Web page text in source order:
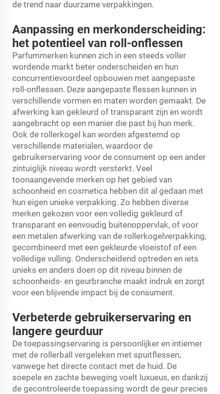
de trend naar duurzame verpakkingen.
Aanpassing en merkonderscheiding:
het potentieel van roll-onflessen
Parfummerken kunnen zich in een steeds voller
wordende markt beter onderscheiden en hun
concurrentievoordeel opbouwen met aangepaste
roll-onflessen. Deze aangepaste flessen kunnen in
verschillende vormen en maten worden gemaakt. De
afwerking kan gekleurd of transparant zijn en wordt
aangebracht op een manier die past bij hun merk.
Ook de rollerkogel kan worden afgestemd op
verschillende materialen, waardoor de
gebruikerservaring voor de consument op een ander
zintuiglijk niveau wordt versterkt. Veel
toonaangevende merken op het gebied van
schoonheid en cosmetica hebben dit al gedaan met
hun eigen unieke verpakking. Zo hebben diverse
merken gekozen voor een volledig gekleurd of
transparant en eenvoudig buitenoppervlak, of voor
een metalen afwerking van de rollerkogelverpakking,
gecombineerd met een gekleurde vloeistof of een
volledige vulling. Onderscheidend optreden en iets
unieks en anders doen op dit niveau binnen de
schoonheids- en geurbranche maakt indruk en zorgt
voor een blijvende impact bij de consument.
Verbeterde gebruikerservaring en
langere geurduur
De toepassingservaring is persoonlijker en intiemer
met de rollerball vergeleken met spuitflessen,
vanwege het directe contact met de huid. De
soepele en zachte beweging voelt luxueus, en dankzij
de gecontroleerde toepassing wordt de geur precies